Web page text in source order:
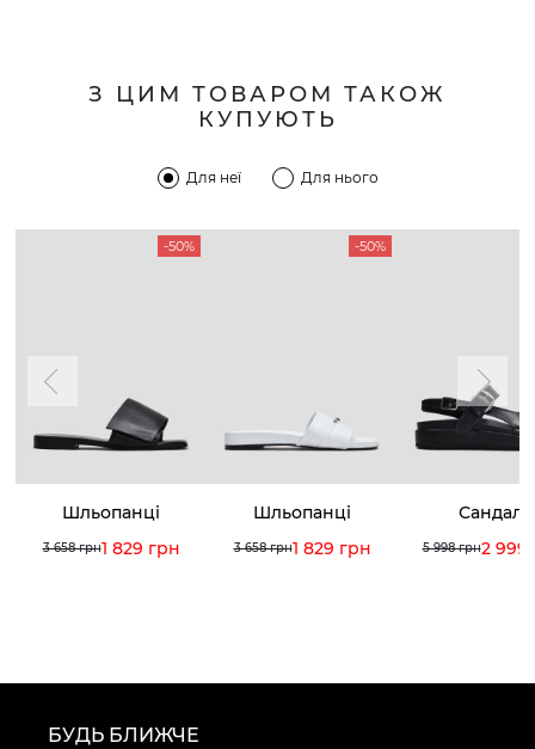
З ЦИМ ТОВАРОМ ТАКОЖ
КУПУЮТЬ
Для неї Для нього
-50%
Шльопанці
3 658 грн1 829 грн
-50%
Шльопанці
3 658 грн1 829 грн
Сандалі
5 998 грн2 999
БУДЬ БЛИЖЧЕ